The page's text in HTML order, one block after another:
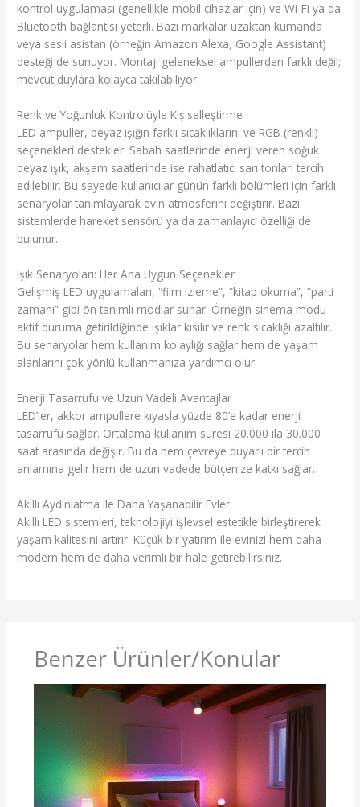
kontrol uygulaması (genellikle mobil cihazlar için) ve Wi-Fi ya da
Bluetooth bağlantısı yeterli. Bazı markalar uzaktan kumanda
veya sesli asistan (örneğin Amazon Alexa, Google Assistant)
desteği de sunuyor. Montajı geleneksel ampullerden farklı değil;
mevcut duylara kolayca takılabiliyor.
Renk ve Yoğunluk Kontrolüyle Kişiselleştirme
LED ampuller, beyaz ışığın farklı sıcaklıklarını ve RGB (renkli)
seçenekleri destekler. Sabah saatlerinde enerji veren soğuk
beyaz ışık, akşam saatlerinde ise rahatlatıcı sarı tonları tercih
edilebilir. Bu sayede kullanıcılar günün farklı bölümleri için farklı
senaryolar tanımlayarak evin atmosferini değiştirir. Bazı
sistemlerde hareket sensörü ya da zamanlayıcı özelliği de
bulunur.
Işık Senaryoları: Her Ana Uygun Seçenekler
Gelişmiş LED uygulamaları, “film izleme”, “kitap okuma”, “parti
zamanı” gibi ön tanımlı modlar sunar. Örneğin sinema modu
aktif duruma getirildiğinde ışıklar kısılır ve renk sıcaklığı azaltılır.
Bu senaryolar hem kullanım kolaylığı sağlar hem de yaşam
alanlarını çok yönlü kullanmanıza yardımcı olur.
Enerji Tasarrufu ve Uzun Vadeli Avantajlar
LED’ler, akkor ampullere kıyasla yüzde 80’e kadar enerji
tasarrufu sağlar. Ortalama kullanım süresi 20.000 ila 30.000
saat arasında değişir. Bu da hem çevreye duyarlı bir tercih
anlamına gelir hem de uzun vadede bütçenize katkı sağlar.
Akıllı Aydınlatma ile Daha Yaşanabilir Evler
Akıllı LED sistemleri, teknolojiyi işlevsel estetikle birleştirerek
yaşam kalitesini artırır. Küçük bir yatırım ile evinizi hem daha
modern hem de daha verimli bir hale getirebilirsiniz.
Benzer Ürünler/Konular